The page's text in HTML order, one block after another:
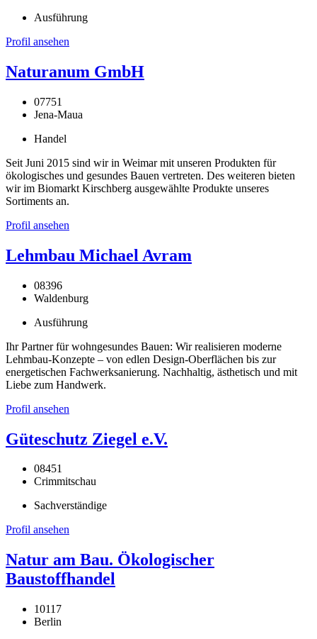
Ausführung
Profil ansehen
Naturanum GmbH
07751
Jena-Maua
Handel
Seit Juni 2015 sind wir in Weimar mit unseren Produkten für
ökologisches und gesundes Bauen vertreten. Des weiteren bieten
wir im Biomarkt Kirschberg ausgewählte Produkte unseres
Sortiments an.
Profil ansehen
Lehmbau Michael Avram
08396
Waldenburg
Ausführung
Ihr Partner für wohngesundes Bauen: Wir realisieren moderne
Lehmbau-Konzepte – von edlen Design-Oberflächen bis zur
energetischen Fachwerksanierung. Nachhaltig, ästhetisch und mit
Liebe zum Handwerk.
Profil ansehen
Güteschutz Ziegel e.V.
08451
Crimmitschau
Sachverständige
Profil ansehen
Natur am Bau. Ökologischer
Baustoffhandel
10117
Berlin